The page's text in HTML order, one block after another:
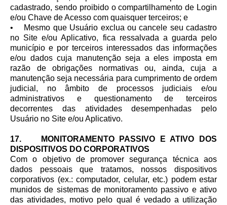
cadastrado, sendo proibido o compartilhamento de Login
e/ou Chave de Acesso com quaisquer terceiros; e
• Mesmo que Usuário exclua ou cancele seu cadastro
no Site e/ou Aplicativo, fica ressalvada a guarda pelo
município e por terceiros interessados das informações
e/ou dados cuja manutenção seja a eles imposta em
razão de obrigações normativas ou, ainda, cuja a
manutenção seja necessária para cumprimento de ordem
judicial, no âmbito de processos judiciais e/ou
administrativos e questionamento de terceiros
decorrentes das atividades desempenhadas pelo
Usuário no Site e/ou Aplicativo.
17. MONITORAMENTO PASSIVO E ATIVO DOS
DISPOSITIVOS DO CORPORATIVOS
Com o objetivo de promover segurança técnica aos
dados pessoais que tratamos, nossos dispositivos
corporativos (ex.: computador, celular, etc.) podem estar
munidos de sistemas de monitoramento passivo e ativo
das atividades, motivo pelo qual é vedado a utilização